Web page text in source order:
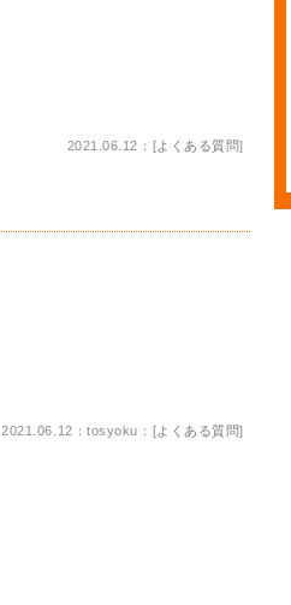
2021.06.12：[よくある質問]
2021.06.12：tosyoku：[よくある質問]